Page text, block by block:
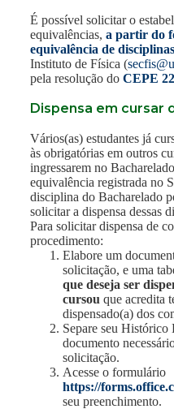
É possível solicitar o
equivalências, a partir do
equivalência de disciplinas
Instituto de Física (
pela resolução do CEPE
Dispensa em cursar
Vários(as) estudantes já
às obrigatórias em outros
ingressarem no
equivalência registrada no
disciplina do Bacharelado
solicitar a dispensa dessas
Para solicitar dispensa de
procedimento:
Elabore um
solicitação, e uma
que deseja ser
cursou que acredita
dispensado(a) dos
Separe seu Histórico
documento
solicitação.
Acesse o formulário
https://
seu preenchimento.